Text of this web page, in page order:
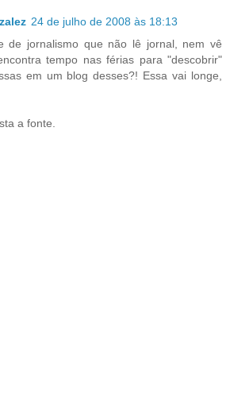
24 de julho de 2008 às 18:13
de jornalismo que não lê jornal, nem vê
tempo nas férias para "descobrir"
em um blog desses?! Essa vai longe,
a fonte.